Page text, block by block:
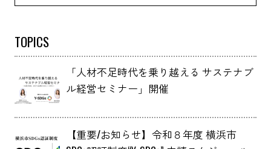
TOPICS
「人材不足時代を乗り越える サステナブ
ル経営セミナー」開催
【重要/お知らせ】令和８年度 横浜市